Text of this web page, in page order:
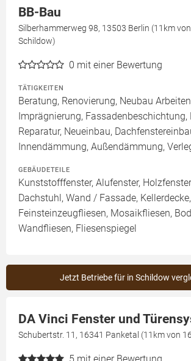
BB-Bau
Silberhammerweg 98, 13503 Berlin (11km
Schildow)
0 mit einer Bewertung
TÄTIGKEITEN
Beratung, Renovierung, Neubau
Imprägnierung, Fassadenbeschichtung,
Reparatur, Neueinbau,
Innendämmung, Außendämmung,
GEBÄUDETEILE
Kunststofffenster, Alufenster,
Dachstuhl, Wand / Fassade, Kellerdecke,
Feinsteinzeugfliesen, Mosaikfliesen,
Wandfliesen, Fliesenspiegel
Jetzt Betriebe für in Schildow
DA Vinci Fenster und
Schubertstr. 11, 16341 Panketal (11km von